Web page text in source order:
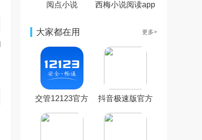
阅点小说 西梅小说阅读app
大家都在用 更多>
交管12123官方
抖音极速版官方